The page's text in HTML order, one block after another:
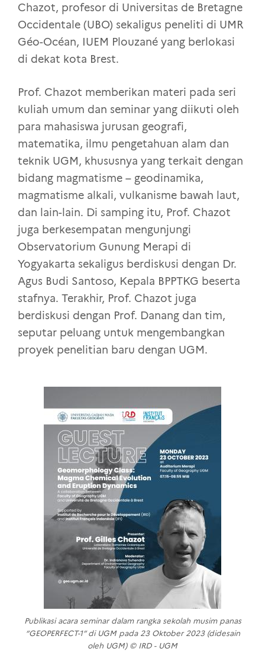
Chazot, profesor di Universitas de Bretagne
Occidentale (UBO) sekaligus peneliti di UMR
Géo-Océan, IUEM Plouzané yang berlokasi
di dekat kota Brest.
Prof. Chazot memberikan materi pada seri
kuliah umum dan seminar yang diikuti oleh
para mahasiswa jurusan geografi,
matematika, ilmu pengetahuan alam dan
teknik UGM, khususnya yang terkait dengan
bidang magmatisme – geodinamika,
magmatisme alkali, vulkanisme bawah laut,
dan lain-lain. Di samping itu, Prof. Chazot
juga berkesempatan mengunjungi
Observatorium Gunung Merapi di
Yogyakarta sekaligus berdiskusi dengan Dr.
Agus Budi Santoso, Kepala BPPTKG beserta
stafnya. Terakhir, Prof. Chazot juga
berdiskusi dengan Prof. Danang dan tim,
seputar peluang untuk mengembangkan
proyek penelitian baru dengan UGM.
Publikasi acara seminar dalam rangka sekolah musim panas
“GEOPERFECT-1” di UGM pada 23 Oktober 2023 (didesain
oleh UGM) © IRD - UGM